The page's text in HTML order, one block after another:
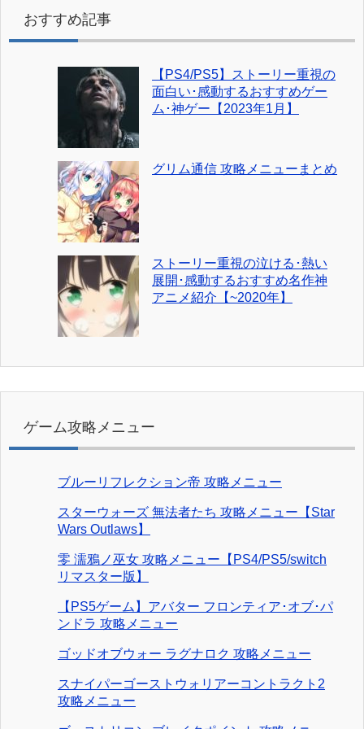
おすすめ記事
【PS4/PS5】ストーリー重視の
面白い･感動するおすすめゲー
ム･神ゲー【2023年1月】
グリム通信 攻略メニューまとめ
ストーリー重視の泣ける･熱い
展開･感動するおすすめ名作神
アニメ紹介【~2020年】
ゲーム攻略メニュー
ブルーリフレクション帝 攻略メニュー
スターウォーズ 無法者たち 攻略メニュー【Star
Wars Outlaws】
零 濡鴉ノ巫女 攻略メニュー【PS4/PS5/switch
リマスター版】
【PS5ゲーム】アバター フロンティア･オブ･パ
ンドラ 攻略メニュー
ゴッドオブウォー ラグナロク 攻略メニュー
スナイパーゴーストウォリアーコントラクト2
攻略メニュー